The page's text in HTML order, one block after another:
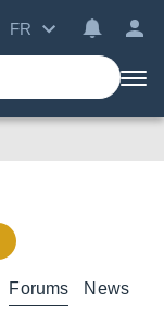
FR
Forums News